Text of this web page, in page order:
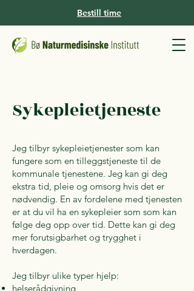
Bestill time
Sykepleietjeneste
Jeg tilbyr sykepleietjenester som kan
fungere som en tilleggstjeneste til de
kommunale tjenestene. Jeg kan gi deg
ekstra tid, pleie og omsorg hvis det er
nødvendig. En av fordelene med tjenesten
er at du vil ha en sykepleier som som kan
følge deg opp over tid. Dette kan gi deg
mer forutsigbarhet og trygghet i
hverdagen.
Jeg tilbyr ulike typer hjelp:
helserådgivning